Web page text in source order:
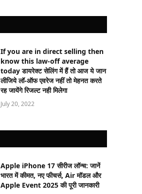
If you are in direct selling then
know this law-off average
today डायरेक्ट सेलिंग में हैं तो आज ये जान
लीजिये लॉ-ऑफ एवरेज नहीं तो मेहनत करते
रह जायेंगे रिजल्ट नही मिलेगा
July 20, 2022
Apple iPhone 17 सीरीज लॉन्च: जानें
भारत में कीमत, नए फीचर्स, Air मॉडल और
Apple Event 2025 की पूरी जानकारी